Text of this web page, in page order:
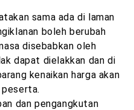
sama ada di laman
boleh berubah
disebabkan oleh
dapat dielakkan dan di
kenaikan harga akan
dan pengangkutan